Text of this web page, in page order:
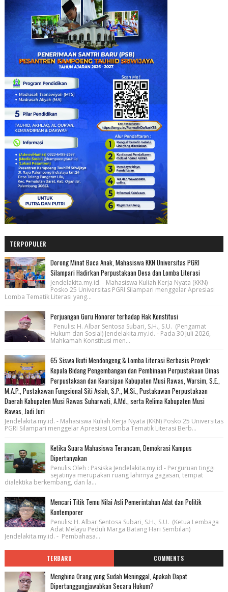
TERPOPULER
Dorong Minat Baca Anak, Mahasiswa KKN Universitas PGRI
Silampari Hadirkan Perpustakaan Desa dan Lomba Literasi
Jendelakita.my.id. - Mahasiswa Kuliah Kerja Nyata (KKN)
Posko 25 Universitas PGRI Silampari menggelar Apresiasi
Lomba Tematik Literasi yang...
Perjuangan Guru Honorer terhadap Hak Konstitusi
Penulis: H. Albar Sentosa Subari, S.H., S.U. (Pengamat
Hukum dan Sosial) Jendelakita.my.id. - Pada 30 Juli 2026,
Mahkamah Konstitusi men...
65 Siswa Ikuti Mendongeng & Lomba Literasi Berbasis Proyek:
Kepala Bidang Pengembangan dan Pembinaan Perpustakaan Dinas
Perpustakaan dan Kearsipan Kabupaten Musi Rawas, Warsim, S.E.,
M.A.P., Pustakawan Fungsional Siti Asiah, S.P., M.Si., Pustakawan Perpustakaan
Daerah Kabupaten Musi Rawas Suharwati, A.Md., serta Relima Kabupaten Musi
Rawas, Jadi Juri
Jendelakita.my.id. - Mahasiswa Kuliah Kerja Nyata (KKN) Posko 25 Universitas
PGRI Silampari menggelar Apresiasi Lomba Tematik Literasi Berb...
Ketika Suara Mahasiswa Terancam, Demokrasi Kampus
Dipertanyakan
Penulis Oleh : Pasiska Jendelakita.my.id - Perguruan tinggi
sejatinya merupakan ruang lahirnya gagasan, tempat
dialektika berkembang, dan la...
Mencari Titik Temu Nilai Asli Pemerintahan Adat dan Politik
Kontemporer
Penulis: H. Albar Sentosa Subari, S.H., S.U. (Ketua Lembaga
Adat Melayu Peduli Marga Batang Hari Sembilan)
Jendelakita.my.id. - Pembahasa...
TERBARU COMMENTS
Menghina Orang yang Sudah Meninggal, Apakah Dapat
Dipertanggungjawabkan Secara Hukum?